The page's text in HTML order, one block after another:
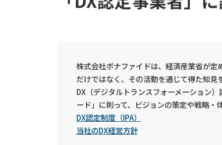
株式会社ボナファイドは、経済産業省が定
だけではなく、その活動を通じて得た知
DX（デジタルトランスフォーメーション
ード」に則って、ビジョンの策定や戦略・
DX認定制度（IPA）
当社のDX経営方針